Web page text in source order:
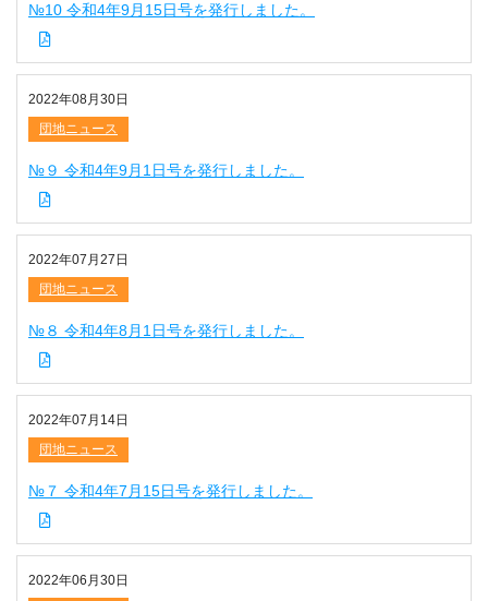
№10 令和4年9月15日号を発行しました。
2022年08月30日
団地ニュース
№９ 令和4年9月1日号を発行しました。
2022年07月27日
団地ニュース
№８ 令和4年8月1日号を発行しました。
2022年07月14日
団地ニュース
№７ 令和4年7月15日号を発行しました。
2022年06月30日